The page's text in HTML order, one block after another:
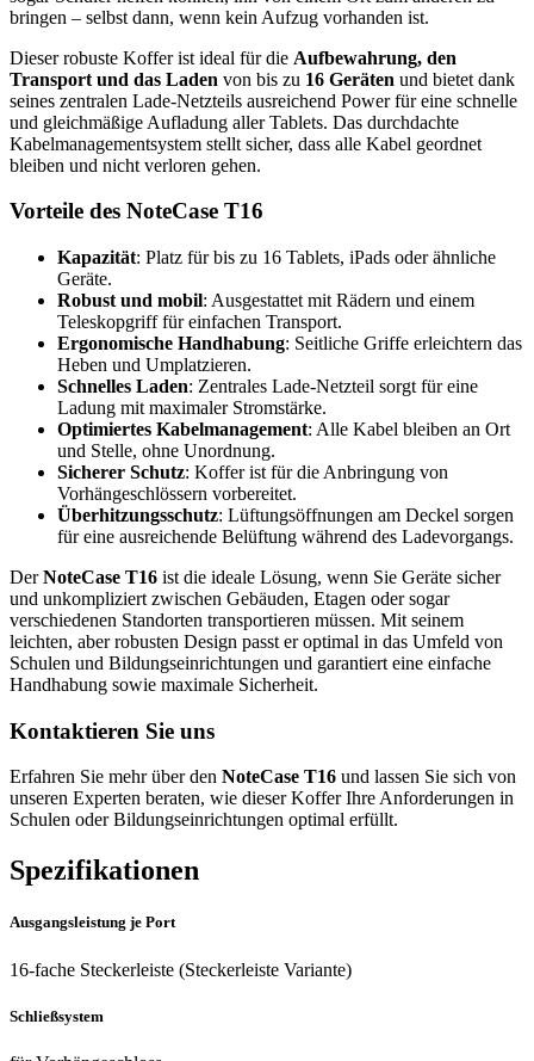
bringen – selbst dann, wenn kein Aufzug vorhanden ist.
Dieser robuste Koffer ist ideal für die Aufbewahrung, den
Transport und das Laden von bis zu 16 Geräten und bietet dank
seines zentralen Lade-Netzteils ausreichend Power für eine schnelle
und gleichmäßige Aufladung aller Tablets. Das durchdachte
Kabelmanagementsystem stellt sicher, dass alle Kabel geordnet
bleiben und nicht verloren gehen.
Vorteile des NoteCase T16
Kapazität: Platz für bis zu 16 Tablets, iPads oder ähnliche
Geräte.
Robust und mobil: Ausgestattet mit Rädern und einem
Teleskopgriff für einfachen Transport.
Ergonomische Handhabung: Seitliche Griffe erleichtern das
Heben und Umplatzieren.
Schnelles Laden: Zentrales Lade-Netzteil sorgt für eine
Ladung mit maximaler Stromstärke.
Optimiertes Kabelmanagement: Alle Kabel bleiben an Ort
und Stelle, ohne Unordnung.
Sicherer Schutz: Koffer ist für die Anbringung von
Vorhängeschlössern vorbereitet.
Überhitzungsschutz: Lüftungsöffnungen am Deckel sorgen
für eine ausreichende Belüftung während des Ladevorgangs.
DerNoteCase T16 ist die ideale Lösung, wenn Sie Geräte sicher
und unkompliziert zwischen Gebäuden, Etagen oder sogar
verschiedenen Standorten transportieren müssen. Mit seinem
leichten, aber robusten Design passt er optimal in das Umfeld von
Schulen und Bildungseinrichtungen und garantiert eine einfache
Handhabung sowie maximale Sicherheit.
Kontaktieren Sie uns
Erfahren Sie mehr über den NoteCase T16 und lassen Sie sich von
unseren Experten beraten, wie dieser Koffer Ihre Anforderungen in
Schulen oder Bildungseinrichtungen optimal erfüllt.
Spezifikationen
Ausgangsleistung je Port
16-fache Steckerleiste (Steckerleiste Variante)
Schließsystem